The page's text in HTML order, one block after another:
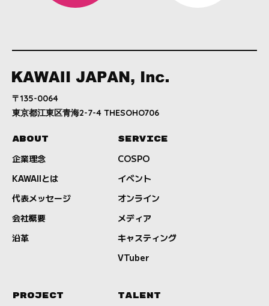
〒135-0064
東京都江東区青海2-7-4 THESOHO706
ABOUT
企業理念
KAWAIIとは
代表メッセージ
会社概要
沿革
SERVICE
COSPO
イベント
オンライン
メディア
キャスティング
VTuber
PROJECT TALENT